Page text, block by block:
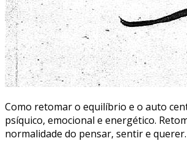
Como retomar o equilíbrio e o auto
psíquico, emocional e energético.
normalidade do pensar, sentir e querer.